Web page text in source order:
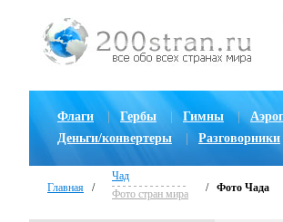
Флаги Гербы Гимны |
Деньги/конвертеры
Разговорники
Главная /
Чад
Фото стран мира
/ Фото Чада